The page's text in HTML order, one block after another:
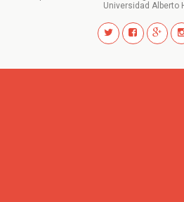
Universidad Alberto